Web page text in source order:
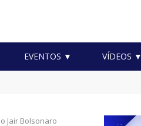
EVENTOS ▼ VÍDEOS ▼
exames de saúde no município
Jair Bolsonaro